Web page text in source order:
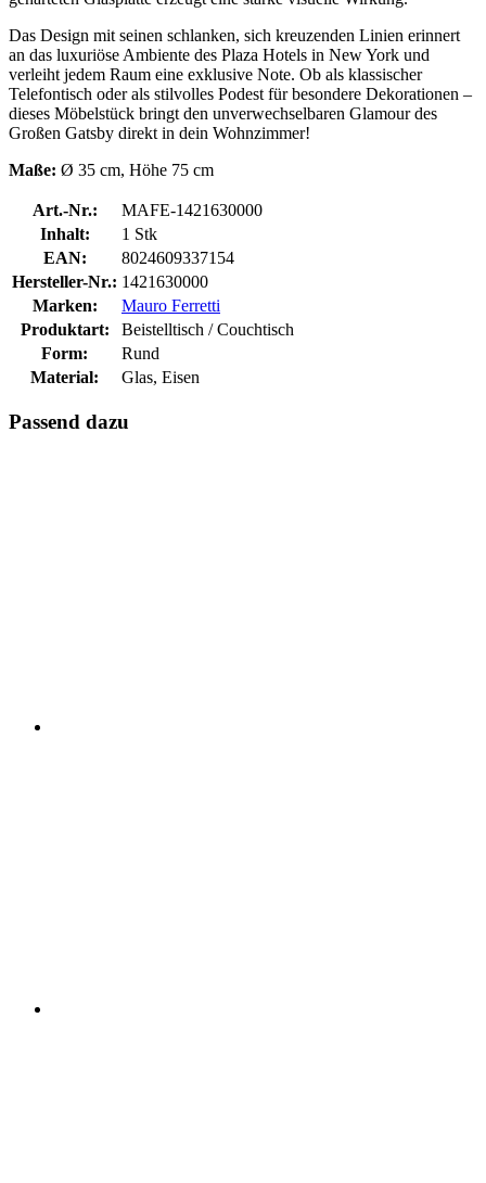
Das Design mit seinen schlanken, sich kreuzenden Linien erinnert
an das luxuriöse Ambiente des Plaza Hotels in New York und
verleiht jedem Raum eine exklusive Note. Ob als klassischer
Telefontisch oder als stilvolles Podest für besondere Dekorationen –
dieses Möbelstück bringt den unverwechselbaren Glamour des
Großen Gatsby direkt in dein Wohnzimmer!
Maße: Ø 35 cm, Höhe 75 cm
Art.-Nr.:
MAFE-1421630000
Inhalt:
1 Stk
EAN:
8024609337154
Hersteller-Nr.: 1421630000
Marken:
Mauro Ferretti
Produktart:
Beistelltisch / Couchtisch
Form:
Rund
Material:
Glas, Eisen
Passend dazu